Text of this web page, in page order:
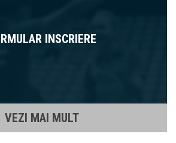
INSCRIERE
VEZI MAI MULT